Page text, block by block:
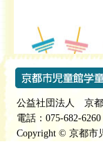
公益社団法人 京都
電話：075-682-
Copyright © 京都市